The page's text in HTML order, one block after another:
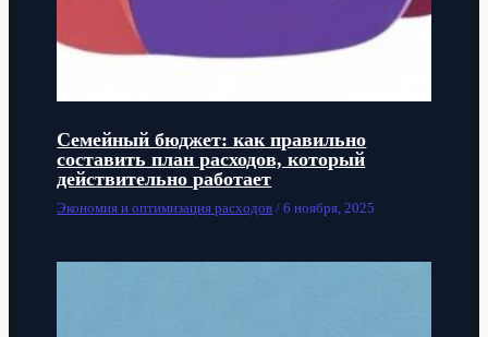
Семейный бюджет: как правильно
составить план расходов, который
действительно работает
Экономия и оптимизация расходов /6 ноября, 2025